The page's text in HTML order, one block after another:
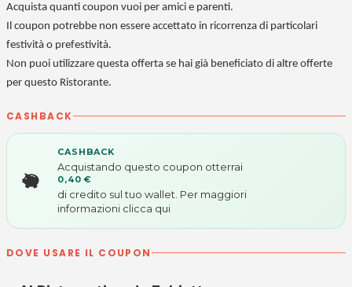
Acquista quanti coupon vuoi per amici e parenti.
Il coupon potrebbe non essere accettato in ricorrenza di particolari
festività o prefestività.
Non puoi utilizzare questa offerta se hai già beneficiato di altre offerte
per questo Ristorante.
CASHBACK
CASHBACK
Acquistando questo coupon otterrai
0,40 €
di credito sul tuo wallet. Per maggiori
informazioni clicca qui
DOVE USARE IL COUPON